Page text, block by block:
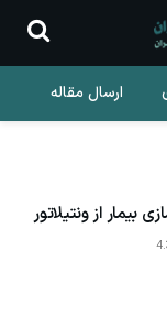
ارسال مقاله
بیمار از ونتیلاتور